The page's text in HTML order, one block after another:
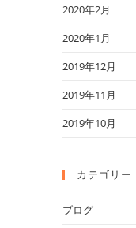
2020年2月
2020年1月
2019年12月
2019年11月
2019年10月
カテゴリー
ブログ